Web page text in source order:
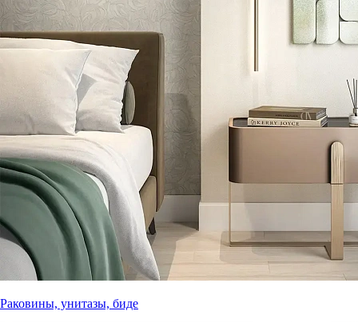
Раковины, унитазы, биде